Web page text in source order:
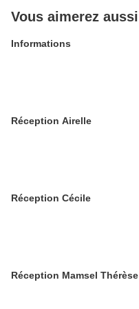
Vous aimerez aussi
Informations
Réception Airelle
Réception Cécile
Réception Mamsel Thérèse